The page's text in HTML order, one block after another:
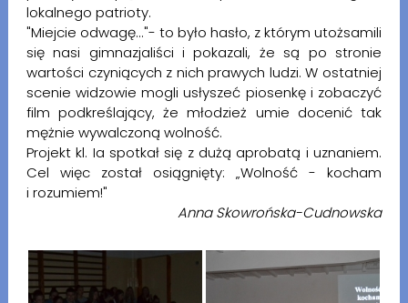
lokalnego patrioty.
"Miejcie odwagę..."- to było hasło, z którym utożsamili
się nasi gimnazjaliści i pokazali, że są po stronie
wartości czyniących z nich prawych ludzi. W ostatniej
scenie widzowie mogli usłyszeć piosenkę i zobaczyć
film podkreślający, że młodzież umie docenić tak
mężnie wywalczoną wolność.
Projekt kl. Ia spotkał się z dużą aprobatą i uznaniem.
Cel więc został osiągnięty: „Wolność - kocham
i rozumiem!"
Anna Skowrońska-Cudnowska